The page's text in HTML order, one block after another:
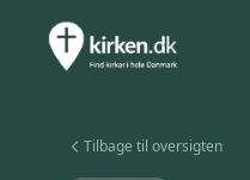
Tilbage til oversigten